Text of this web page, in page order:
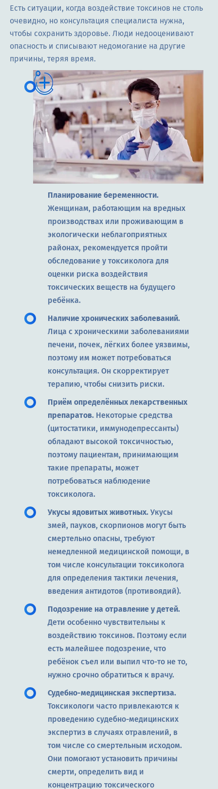
Есть ситуации, когда воздействие токсинов не столь
очевидно, но консультация специалиста нужна,
чтобы сохранить здоровье. Люди недооценивают
опасность и списывают недомогание на другие
причины, теряя время.
Планирование беременности.
Женщинам, работающим на вредных
производствах или проживающим в
экологически неблагоприятных
районах, рекомендуется пройти
обследование у токсиколога для
оценки риска воздействия
токсических веществ на будущего
ребёнка.
Наличие хронических заболеваний.
Лица с хроническими заболеваниями
печени, почек, лёгких более уязвимы,
поэтому им может потребоваться
консультация. Он скорректирует
терапию, чтобы снизить риски.
Приём определённых лекарственных
препаратов. Некоторые средства
(цитостатики, иммунодепрессанты)
обладают высокой токсичностью,
поэтому пациентам, принимающим
такие препараты, может
потребоваться наблюдение
токсиколога.
Укусы ядовитых животных. Укусы
змей, пауков, скорпионов могут быть
смертельно опасны, требуют
немедленной медицинской помощи, в
том числе консультации токсиколога
для определения тактики лечения,
введения антидотов (противоядий).
Подозрение на отравление у детей.
Дети особенно чувствительны к
воздействию токсинов. Поэтому если
есть малейшее подозрение, что
ребёнок съел или выпил что-то не то,
нужно срочно обратиться к врачу.
Судебно-медицинская экспертиза.
Токсикологи часто привлекаются к
проведению судебно-медицинских
экспертиз в случаях отравлений, в
том числе со смертельным исходом.
Они помогают установить причины
смерти, определить вид и
концентрацию токсического